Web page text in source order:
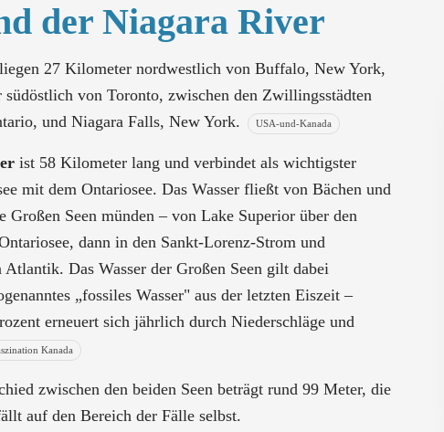
der Niagara River
27 Kilometer nordwestlich von Buffalo, New York,
von Toronto, zwischen den Zwillingsstädten
und Niagara Falls, New York.
USA-und-Kanada
ist 58 Kilometer lang und verbindet als wichtigster
mit dem Ontariosee. Das Wasser fließt von Bächen und
Großen Seen münden – von Lake Superior über den
dann in den Sankt-Lorenz-Strom und
Das Wasser der Großen Seen gilt dabei
„fossiles Wasser" aus der letzten Eiszeit –
erneuert sich jährlich durch Niederschläge und
Kanada
zwischen den beiden Seen beträgt rund 99 Meter, die
auf den Bereich der Fälle selbst.